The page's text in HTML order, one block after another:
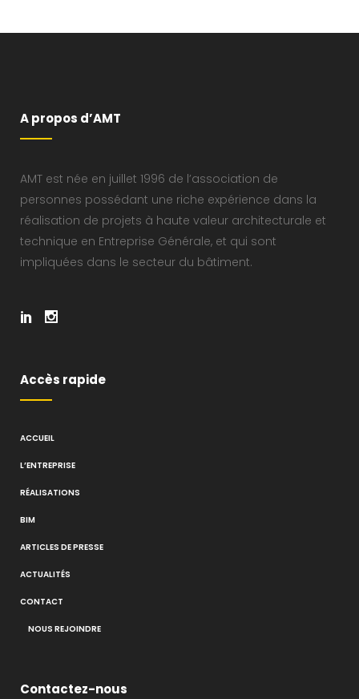
A propos d’AMT
AMT est née en juillet 1996 de l’association de
personnes possédant une riche expérience dans la
réalisation de projets à haute valeur architecturale et
technique en Entreprise Générale, et qui sont
impliquées dans le secteur du bâtiment.
Accès rapide
ACCUEIL
L’ENTREPRISE
RÉALISATIONS
BIM
ARTICLES DE PRESSE
ACTUALITÉS
CONTACT
NOUS REJOINDRE
Contactez-nous